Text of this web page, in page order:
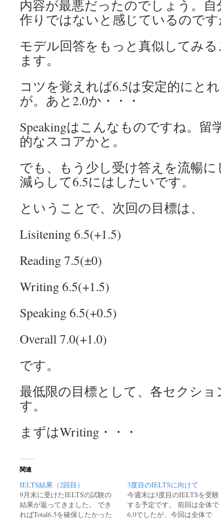
内容が最悪だったのでしょう。
作りではないと感じているので
モデル回答をもっと真似してみ
ます。
コツを覚えれば6.5は安定的にと
が。あと2.0か・・・
Speakingはこんなものですね。留
的なスコアかと。
でも、もう少し受け答えを流暢
減らして6.5にはしたいです。
ということで、次回の目標は、
Lisitening 6.5(+1.5)
Reading 7.5(±0)
Writing 6.5(+1.5)
Speaking 6.5(+0.5)
Overall 7.0(+1.0)
です。
最低限の目標として、各セクショ
す。
まずはWriting・・・
関連
IELTS結果（2回目）
9月末に受けたIELTSの試験の
結果が返ってきました。 でき
ればTotal6.5を確保したかった
3度目のIELTSに向けて
今週末は3度目のIELTSを受験
する予定です。 前回は全体で
6.0でしたが、今回は全体で